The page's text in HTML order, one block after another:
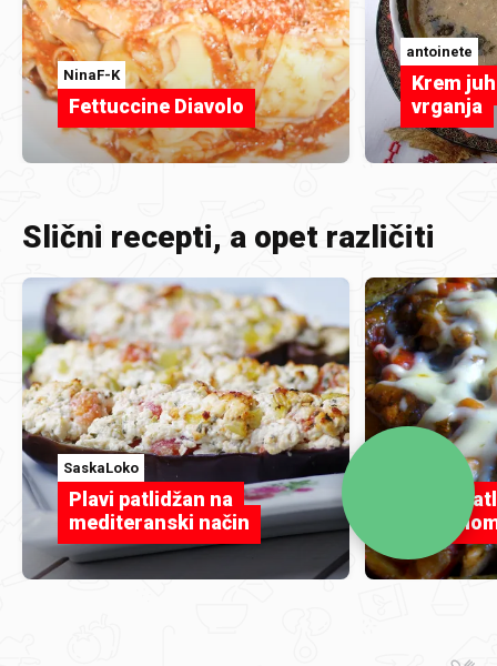
NinaF-K
Fettuccine Diavolo
antoinete
Krem
vrganja
Slični recepti, a opet različiti
SaskaLoko
Plavi patlidžan na
mediteranski način
Plavi